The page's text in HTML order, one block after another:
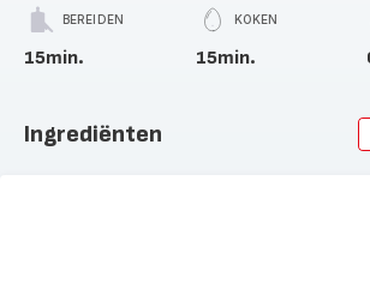
BEREIDEN
15min.
KOKEN
15min.
Ingrediënten